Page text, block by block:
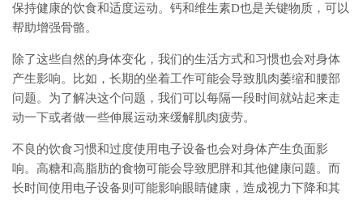
保持健康的饮食和适度运动。钙和维生素D也是关键物质，可以
帮助增强骨骼。
除了这些自然的身体变化，我们的生活方式和习惯也会对身体
产生影响。比如，长期的坐着工作可能会导致肌肉萎缩和腰部
问题。为了解决这个问题，我们可以每隔一段时间就站起来走
动一下或者做一些伸展运动来缓解肌肉疲劳。
不良的饮食习惯和过度使用电子设备也会对身体产生负面影
响。高糖和高脂肪的食物可能会导致肥胖和其他健康问题。而
长时间使用电子设备则可能影响眼睛健康，造成视力下降和其